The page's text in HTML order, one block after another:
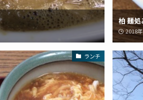
柏 麺
2018
ランチ